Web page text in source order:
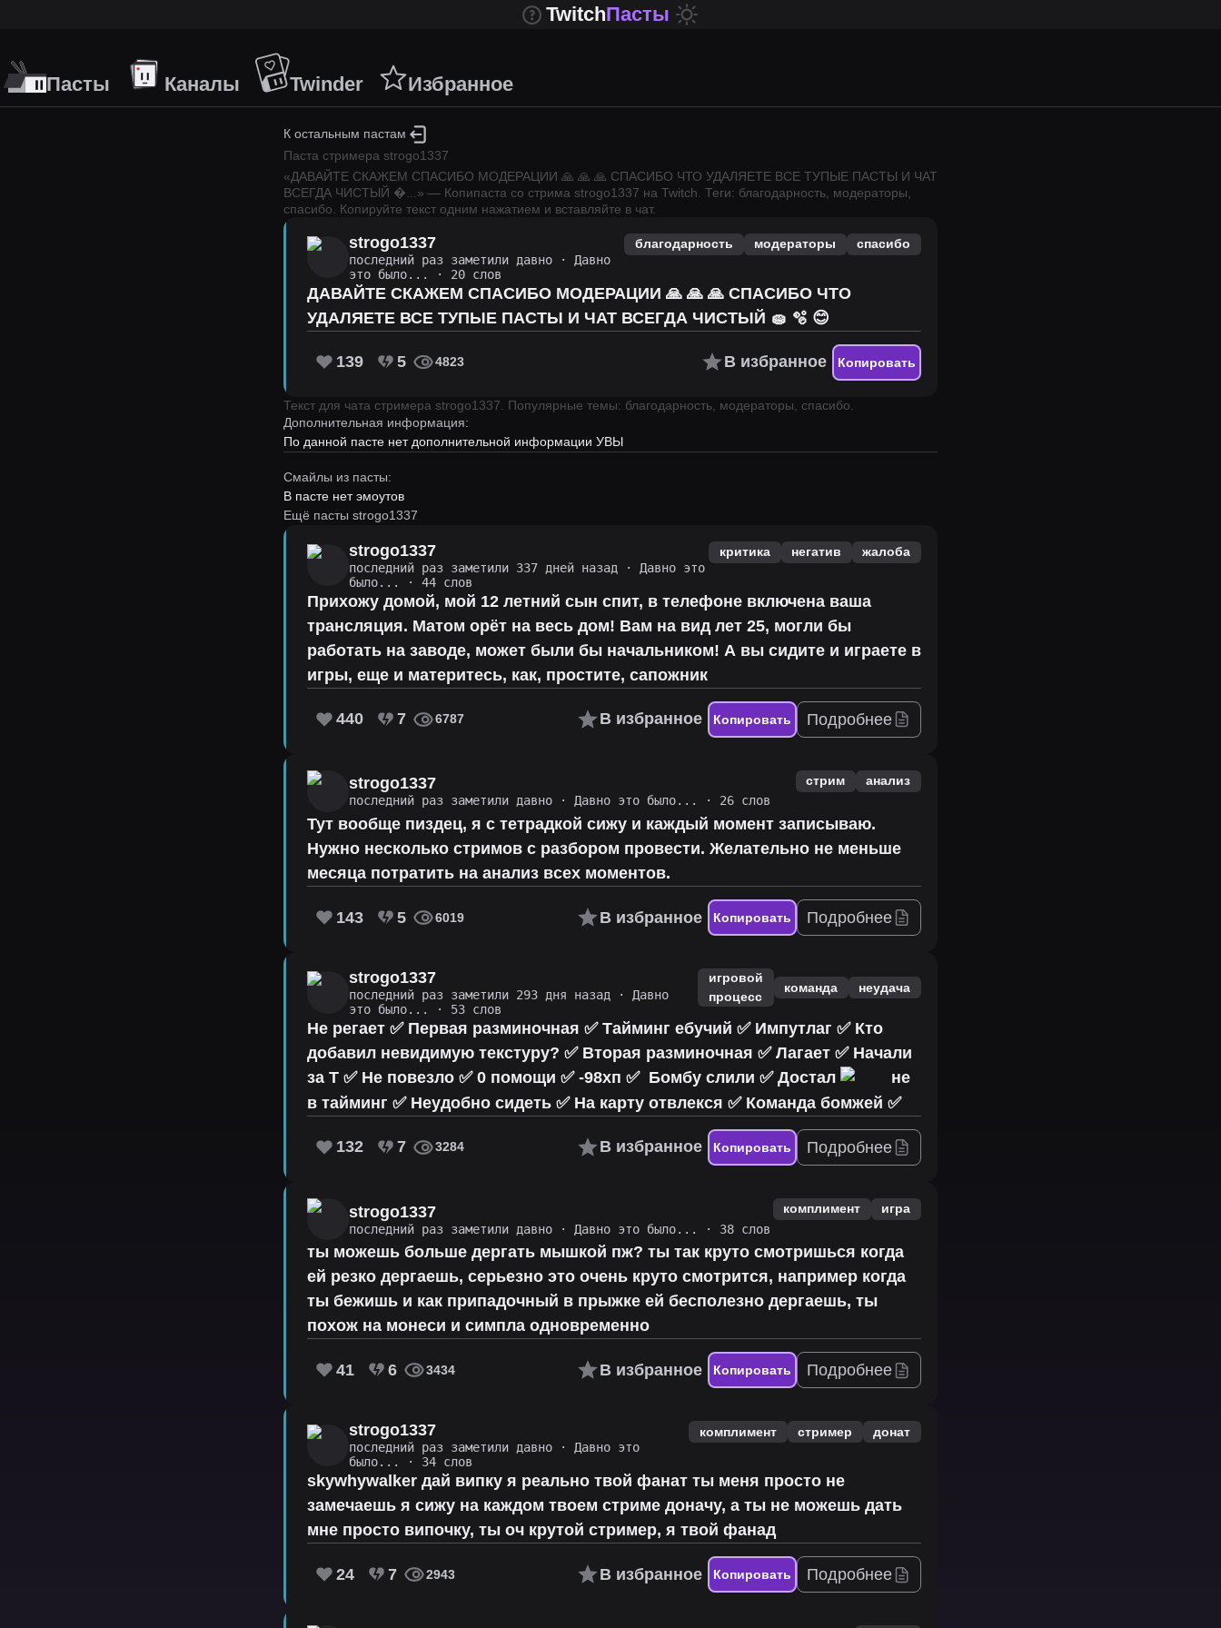
TwitchПасты
Пасты Каналы Twinder Избранное
К остальным пастам
Паста стримера strogo1337
«ДАВАЙТЕ СКАЖЕМ СПАСИБО МОДЕРАЦИИ 🙏 🙏 🙏 СПАСИБО ЧТО УДАЛЯЕТЕ ВСЕ ТУПЫЕ ПАСТЫ И ЧАТ
ВСЕГДА ЧИСТЫЙ �
» — Копипаста со стрима strogo1337 на Twitch. Теги: благодарность, модераторы,
спасибо.
Копируйте текст одним нажатием и вставляйте в чат.
strogo1337
последний раз заметили давно ·
Давно
это было...
· 20 слов
благодарность модераторы спасибо
ДАВАЙТЕ СКАЖЕМ СПАСИБО МОДЕРАЦИИ 🙏 🙏 🙏 СПАСИБО ЧТО
УДАЛЯЕТЕ ВСЕ ТУПЫЕ ПАСТЫ И ЧАТ ВСЕГДА ЧИСТЫЙ 🧽 🫧 😊
139 5 4823 В избранное Копировать
Текст для чата стримера strogo1337
Популярные темы: благодарность, модераторы, спасибо.
Дополнительная информация:
По данной пасте нет дополнительной информации УВЫ
Смайлы из пасты:
В пасте нет эмоутов
Ещё пасты strogo1337
strogo1337
последний раз заметили 337 дней назад ·
Давно это
было...
· 44 слов
критика негатив жалоба
Прихожу домой, мой 12 летний сын спит, в телефоне включена ваша
трансляция. Матом орёт на весь дом! Вам на вид лет 25, могли бы
работать на заводе, может были бы начальником! А вы сидите и играете в
игры, еще и материтесь, как, простите, сапожник
440 7 6787 В избранное Копировать Подробнее
strogo1337
последний раз заметили давно · Давно это было... · 26 слов
стрим анализ
Тут вообще пиздец, я с тетрадкой сижу и каждый момент записываю.
Нужно несколько стримов с разбором провести. Желательно не меньше
месяца потратить на анализ всех моментов.
143 5 6019 В избранное Копировать Подробнее
strogo1337
последний раз заметили 293 дня назад ·
Давно
это было...
· 53 слов
игровой
процесс
команда неудача
Не регает ✅ Первая разминочная ✅ Тайминг ебучий ✅ Импутлаг ✅ Кто
добавил невидимую текстуру? ✅ Вторая разминочная ✅ Лагает ✅ Начали
за T ✅ Не повезло ✅ 0 помощи ✅ -98хп ✅ ️ Бомбу слили ✅ Достал
не
в тайминг ✅ Неудобно сидеть ✅ На карту отвлекся ✅ Команда бомжей ✅
132 7 3284 В избранное Копировать Подробнее
strogo1337
последний раз заметили давно · Давно это было... · 38 слов
комплимент игра
ты можешь больше дергать мышкой пж? ты так круто смотришься когда
ей резко дергаешь, серьезно это очень круто смотрится, например когда
ты бежишь и как припадочный в прыжке ей бесполезно дергаешь, ты
похож на монеси и симпла одновременно
41 6 3434 В избранное Копировать Подробнее
strogo1337
последний раз заметили давно ·
Давно это
было...
· 34 слов
комплимент стример донат
skywhywalker дай випку я реально твой фанат ты меня просто не
замечаешь я сижу на каждом твоем стриме доначу, а ты не можешь дать
мне просто випочку, ты оч крутой стример, я твой фанад
24 7 2943 В избранное Копировать Подробнее